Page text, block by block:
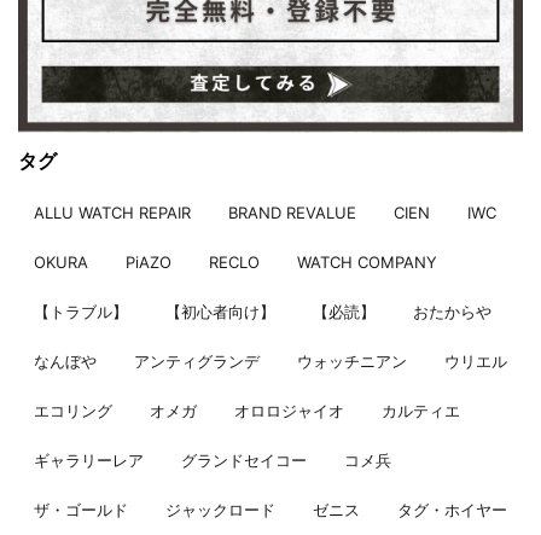
タグ
ALLU WATCH REPAIR BRAND REVALUE CIEN IWC
OKURA PiAZO RECLO WATCH COMPANY
【トラブル】 【初心者向け】 【必読】 おたからや
なんぼや アンティグランデ ウォッチニアン ウリエル
エコリング オメガ オロロジャイオ カルティエ
ギャラリーレア グランドセイコー コメ兵
ザ・ゴールド ジャックロード ゼニス タグ・ホイヤー